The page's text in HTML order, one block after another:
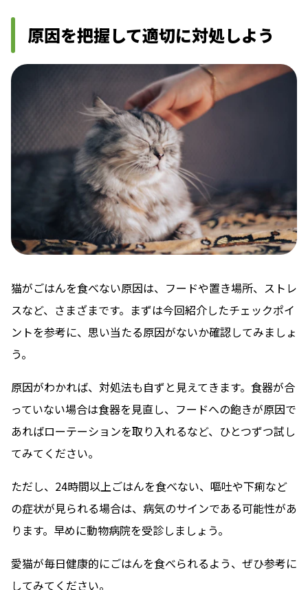
原因を把握して適切に対処しよう
猫がごはんを食べない原因は、フードや置き場所、ストレ
スなど、さまざまです。まずは今回紹介したチェックポイ
ントを参考に、思い当たる原因がないか確認してみましょ
う。
原因がわかれば、対処法も自ずと見えてきます。食器が合
っていない場合は食器を見直し、フードへの飽きが原因で
あればローテーションを取り入れるなど、ひとつずつ試し
てみてください。
ただし、24時間以上ごはんを食べない、嘔吐や下痢など
の症状が見られる場合は、病気のサインである可能性があ
ります。早めに動物病院を受診しましょう。
愛猫が毎日健康的にごはんを食べられるよう、ぜひ参考に
してみてください。